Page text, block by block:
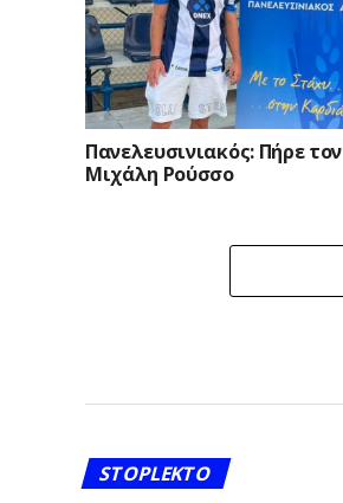
Πανελευσινιακός: Πήρε τον
Μιχάλη Ρούσσο
STOPLEKTO